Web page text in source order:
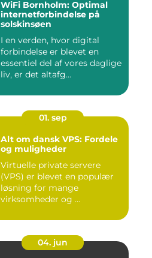
WiFi Bornholm: Optimal
internetforbindelse på
solskinsøen
I en verden, hvor digital
forbindelse er blevet en
essentiel del af vores daglige
liv, er det altafg...
01. sep
Alt om dansk VPS: Fordele
og muligheder
Virtuelle private servere
(VPS) er blevet en populær
løsning for mange
virksomheder og ...
04. jun